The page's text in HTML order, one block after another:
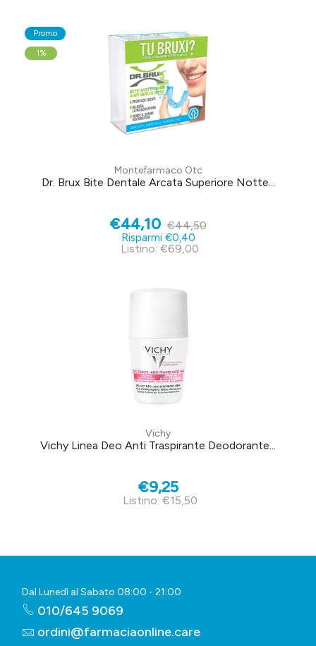
Promo
1%
Montefarmaco Otc
Dr. Brux Bite Dentale Arcata Superiore Notte...
€44,10 €44,50
Risparmi €0,40
Listino: €69,00
Vichy
Vichy Linea Deo Anti Traspirante Deodorante...
€9,25
Listino: €15,50
Dal Lunedì al Sabato 08:00 - 21:00
010/645 9069
ordini@farmaciaonline.care